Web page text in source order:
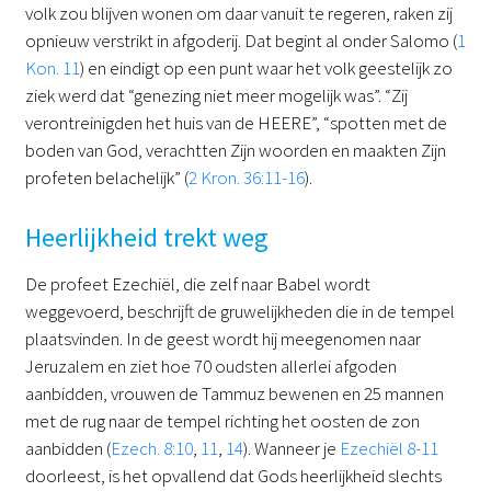
volk zou blijven wonen om daar vanuit te regeren, raken zij
opnieuw verstrikt in afgoderij. Dat begint al onder Salomo (1
Kon. 11) en eindigt op een punt waar het volk geestelijk zo
ziek werd dat “genezing niet meer mogelijk was”. “Zij
verontreinigden het huis van de HEERE”, “spotten met de
boden van God, verachtten Zijn woorden en maakten Zijn
profeten belachelijk” (2 Kron. 36:11-16).
Heerlijkheid trekt weg
De profeet Ezechiël, die zelf naar Babel wordt
weggevoerd, beschrijft de gruwelijkheden die in de tempel
plaatsvinden. In de geest wordt hij meegenomen naar
Jeruzalem en ziet hoe 70 oudsten allerlei afgoden
aanbidden, vrouwen de Tammuz bewenen en 25 mannen
met de rug naar de tempel richting het oosten de zon
aanbidden (Ezech. 8:10, 11, 14). Wanneer je Ezechiël 8-11
doorleest, is het opvallend dat Gods heerlijkheid slechts